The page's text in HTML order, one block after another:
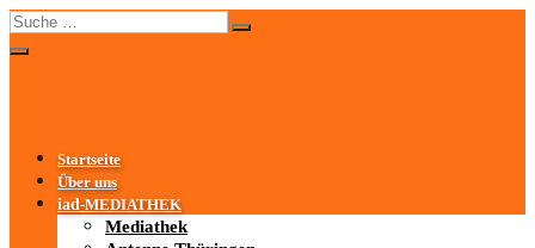
Startseite
Über uns
iad-MEDIATHEK
Mediathek